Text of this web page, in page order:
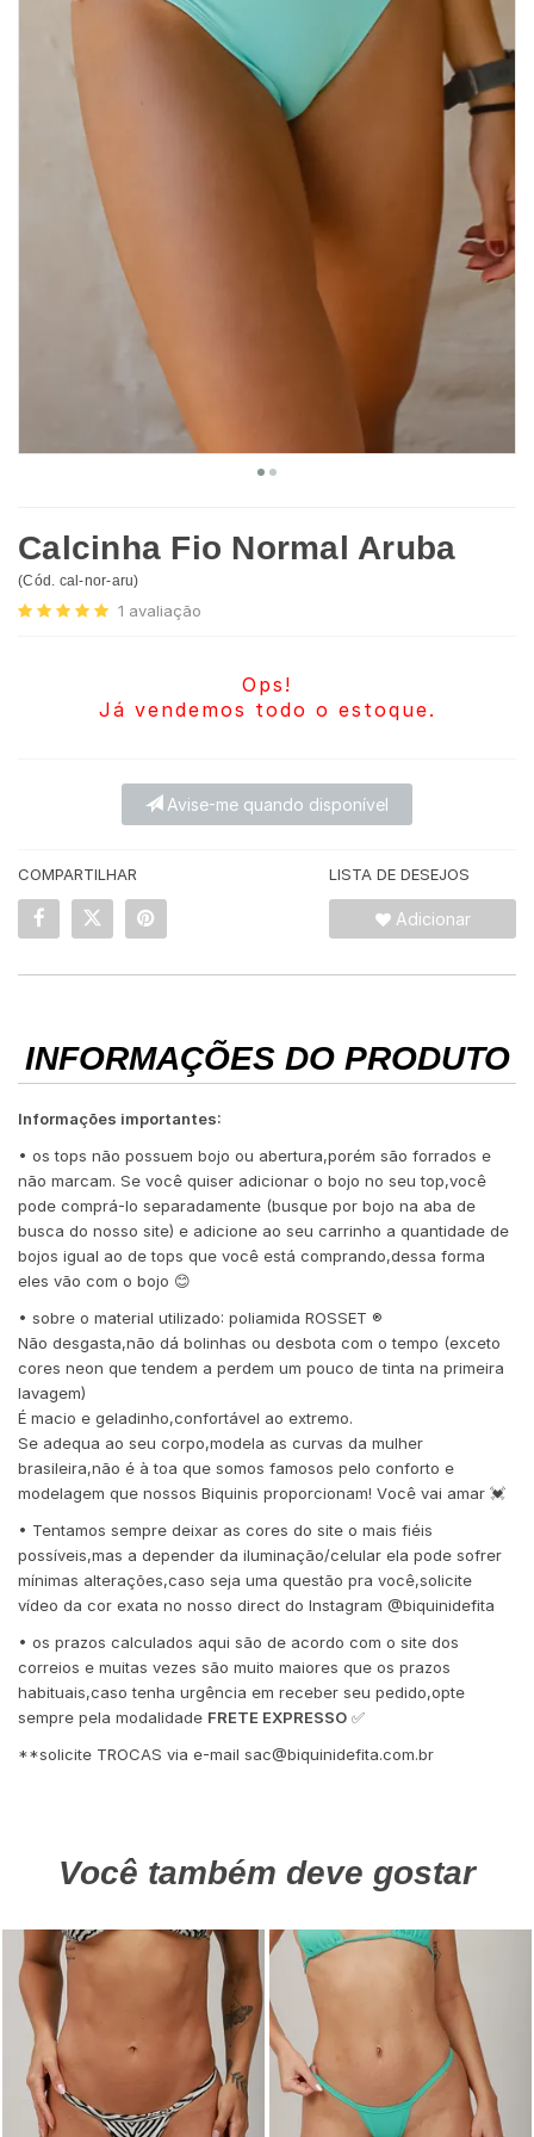
Calcinha Fio Normal Aruba
(Cód. cal-nor-aru)
1 avaliação
Ops!
Já vendemos todo o estoque.
Avise-me quando disponível
COMPARTILHAR LISTA DE DESEJOS
Adicionar
INFORMAÇÕES DO PRODUTO
Informações importantes:
• os tops não possuem bojo ou abertura,porém são forrados e
não marcam. Se você quiser adicionar o bojo no seu top,você
pode comprá-lo separadamente (busque por bojo na aba de
busca do nosso site) e adicione ao seu carrinho a quantidade de
bojos igual ao de tops que você está comprando,dessa forma
eles vão com o bojo 😊
• sobre o material utilizado: poliamida ROSSET ®️
Não desgasta,não dá bolinhas ou desbota com o tempo (exceto
cores neon que tendem a perdem um pouco de tinta na primeira
lavagem)
É macio e geladinho,confortável ao extremo.
Se adequa ao seu corpo,modela as curvas da mulher
brasileira,não é à toa que somos famosos pelo conforto e
modelagem que nossos Biquinis proporcionam! Você vai amar 💓
• Tentamos sempre deixar as cores do site o mais fiéis
possíveis,mas a depender da iluminação/celular ela pode sofrer
mínimas alterações,caso seja uma questão pra você,solicite
vídeo da cor exata no nosso direct do Instagram @biquinidefita
• os prazos calculados aqui são de acordo com o site dos
correios e muitas vezes são muito maiores que os prazos
habituais,caso tenha urgência em receber seu pedido,opte
sempre pela modalidade FRETE EXPRESSO ✅
**solicite TROCAS via e-mail sac@biquinidefita.com.br
Você também deve gostar